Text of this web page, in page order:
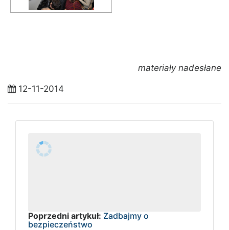
materiały nadesłane
12-11-2014
Poprzedni artykuł: Zadbajmy o
bezpieczeństwo